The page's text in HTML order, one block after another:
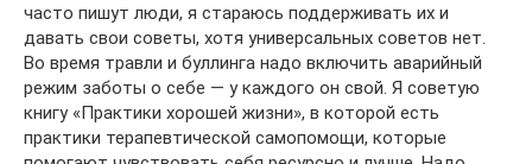
часто пишут люди, я стараюсь поддерживать их и
давать свои советы, хотя универсальных советов нет.
Во время травли и буллинга надо включить аварийный
режим заботы о себе — у каждого он свой. Я советую
книгу «Практики хорошей жизни», в которой есть
практики терапевтической самопомощи, которые